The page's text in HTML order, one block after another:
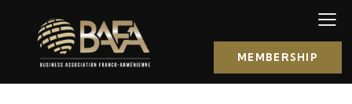
MEMBERSHIP